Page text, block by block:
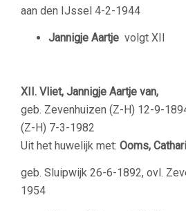
aan den IJssel 4-2-1944
Jannigje Aartje volgt XII
XII. Vliet, Jannigje Aartje van,
geb. Zevenhuizen (Z-H) 12-9-
(Z-H) 7-3-1982
Uit het huwelijk met: Ooms,
geb. Sluipwijk 26-6-1892, ovl.
1954